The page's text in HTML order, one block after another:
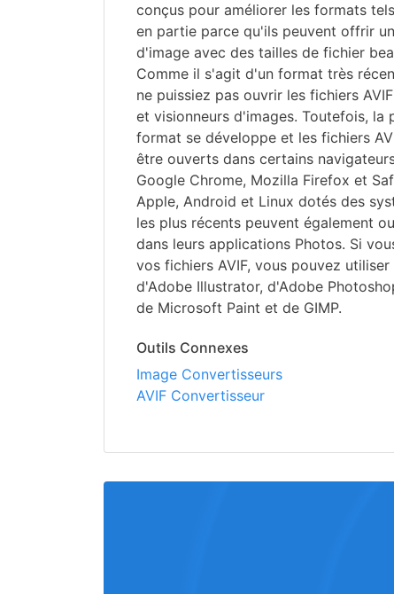
conçus pour améliorer les formats
en partie parce qu'ils peuvent offrir
d'image avec des tailles de fichier
Comme il s'agit d'un format très
ne puissiez pas ouvrir les fichiers
et visionneurs d'images. Toutefois, la
format se développe et les fichiers
être ouverts dans certains
Google Chrome, Mozilla Firefox et
Apple, Android et Linux dotés des
les plus récents peuvent également
dans leurs applications Photos. Si
vos fichiers AVIF, vous pouvez
d'Adobe Illustrator, d'Adobe
de Microsoft Paint et de GIMP.
Outils Connexes
Image Convertisseurs
AVIF Convertisseur